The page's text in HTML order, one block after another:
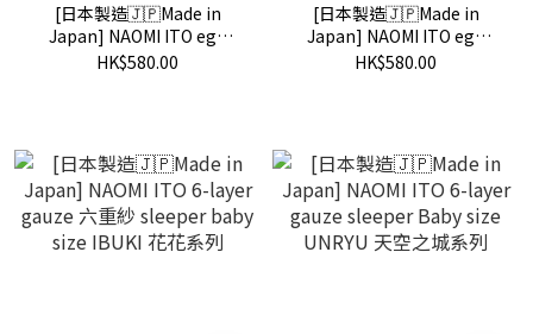
[日本製造🇯🇵Made in
Japan] NAOMI ITO egg
mat swaddle CLOUD my
HK$580.00
[日本製造🇯🇵Made in
Japan] NAOMI ITO egg
mat swaddle CLOUD ibuki
HK$580.00